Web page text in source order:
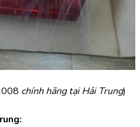
chính hãng tại Hải Trung)